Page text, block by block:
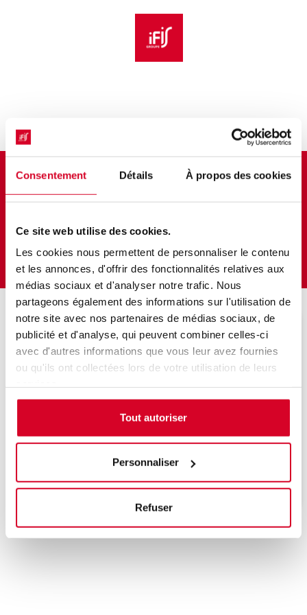
Consentement Détails À propos des cookies
Ce site web utilise des cookies.
Les cookies nous permettent de personnaliser le contenu
et les annonces, d'offrir des fonctionnalités relatives aux
médias sociaux et d'analyser notre trafic. Nous
partageons également des informations sur l'utilisation de
notre site avec nos partenaires de médias sociaux, de
publicité et d'analyse, qui peuvent combiner celles-ci
avec d'autres informations que vous leur avez fournies
ou qu'ils ont collectées lors de votre utilisation de leurs
Tout autoriser
Personnaliser
Refuser
[Excellence commerciale] Créez et
Power BI et DAX
Veuillez décrire votre situation
pas à nous contacter pour être informé de la
prochaine session de formation.